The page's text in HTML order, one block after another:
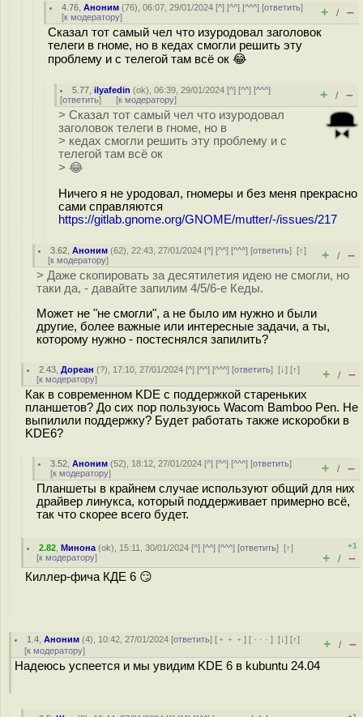
4.76 ,Аноним (76), 06:07, 29/01/2024 [^] [^^] [^^^] [ответить]
[к модератору] + / –
Сказал тот самый чел что изуродовал заголовок
телеги в гноме, но в кедах смогли решить эту
проблему и с телегой там всё ок 😂
5.77 ,ilyafedin (ok), 06:39, 29/01/2024 [^] [^^] [^^^]
[ответить] [к модератору] + / –
> Сказал тот самый чел что изуродовал
заголовок телеги в гноме, но в
> кедах смогли решить эту проблему и с
телегой там всё ок
> 😂
Ничего я не уродовал, гномеры и без меня прекрасно
сами справляются
https://gitlab.gnome.org/GNOME/mutter/-/issues/217
3.62 ,Аноним (62), 22:43, 27/01/2024 [^] [^^] [^^^] [ответить][↑]
[к модератору] + / –
> Даже скопировать за десятилетия идею не смогли, но
таки да, - давайте запилим 4/5/6-е Кеды.
Может не "не смогли", а не было им нужно и были
другие, более важные или интересные задачи, а ты,
которому нужно - постеснялся запилить?
2.43 ,Дореан (?), 17:10, 27/01/2024 [^] [^^] [^^^] [ответить][↓] [↑]
[к модератору] + / –
Как в современном KDE с поддержкой стареньких
планшетов? До сих пор пользуюсь Wacom Bamboo Pen. Не
выпилили поддержку? Будет работать также искоробки в
KDE6?
3.52 ,Аноним (52), 18:12, 27/01/2024 [^] [^^] [^^^] [ответить]
[к модератору] + / –
Планшеты в крайнем случае используют общий для них
драйвер линукса, который поддерживает примерно всё,
так что скорее всего будет.
2.82 ,Минона (ok), 15:11, 30/01/2024 [^] [^^] [^^^] [ответить][↑]
[к модератору]
+1
+ / –
Киллер-фича КДЕ 6 😏
1.4 ,Аноним (4), 10:42, 27/01/2024 [ответить] [ ﹢﹢﹢] [ · · ·][↓] [↑]
[к модератору] + / –
Надеюсь успеется и мы увидим KDE 6 в kubuntu 24.04